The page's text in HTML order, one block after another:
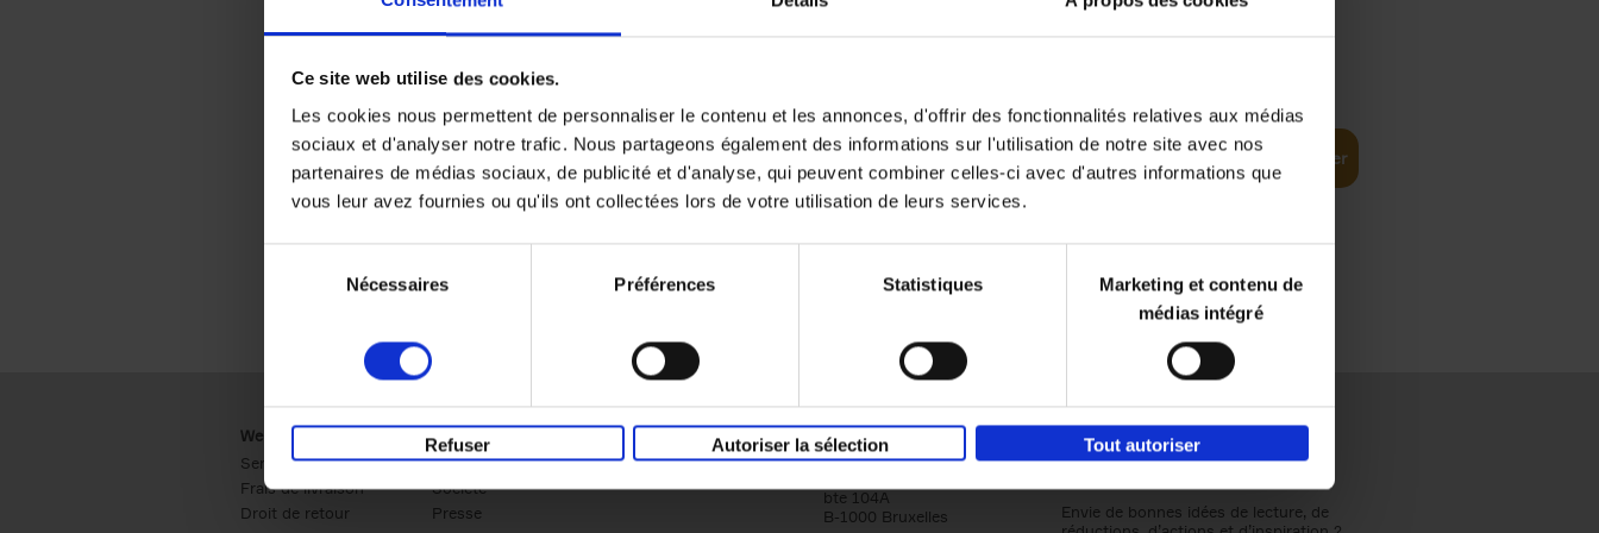
Ce site web utilise des cookies.
Les cookies nous permettent de personnaliser le contenu et les annonces, d'offrir des fonctionnalités relatives aux médias
sociaux et d'analyser notre trafic. Nous partageons également des informations sur l'utilisation de notre site avec nos
partenaires de médias sociaux, de publicité et d'analyse, qui peuvent combiner celles-ci avec d'autres informations que
vous leur avez fournies ou qu'ils ont collectées lors de votre utilisation de leurs services.
Nécessaires Préférences Statistiques
Marketing et contenu de
médias intégré
Refuser Autoriser la sélection Tout autoriser
Planning to Promoting
Clo Willaerts
Couverture souple
352 Ajouter au panier
Webshop
Service clients
Frais de livraison
Droit de retour
Business
Ventes
Société
Presse
Société
Qui sommes-nous?
Éditions Racine
Tour & Taxis
bte 104A
B-1000 Bruxelles
Envie de bonnes idées de lecture, de